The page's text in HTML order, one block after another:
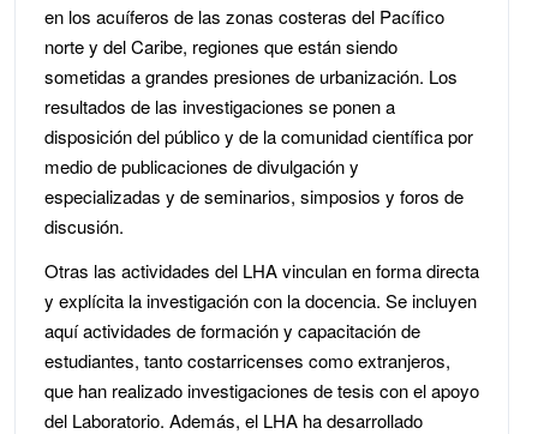
en los acuíferos de las zonas costeras del Pacífico
norte y del Caribe, regiones que están siendo
sometidas a grandes presiones de urbanización. Los
resultados de las investigaciones se ponen a
disposición del público y de la comunidad científica por
medio de publicaciones de divulgación y
especializadas y de seminarios, simposios y foros de
discusión.
Otras las actividades del LHA vinculan en forma directa
y explícita la investigación con la docencia. Se incluyen
aquí actividades de formación y capacitación de
estudiantes, tanto costarricenses como extranjeros,
que han realizado investigaciones de tesis con el apoyo
del Laboratorio. Además, el LHA ha desarrollado